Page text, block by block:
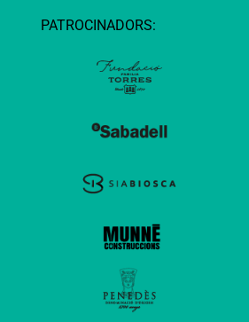
PATROCINADORS: